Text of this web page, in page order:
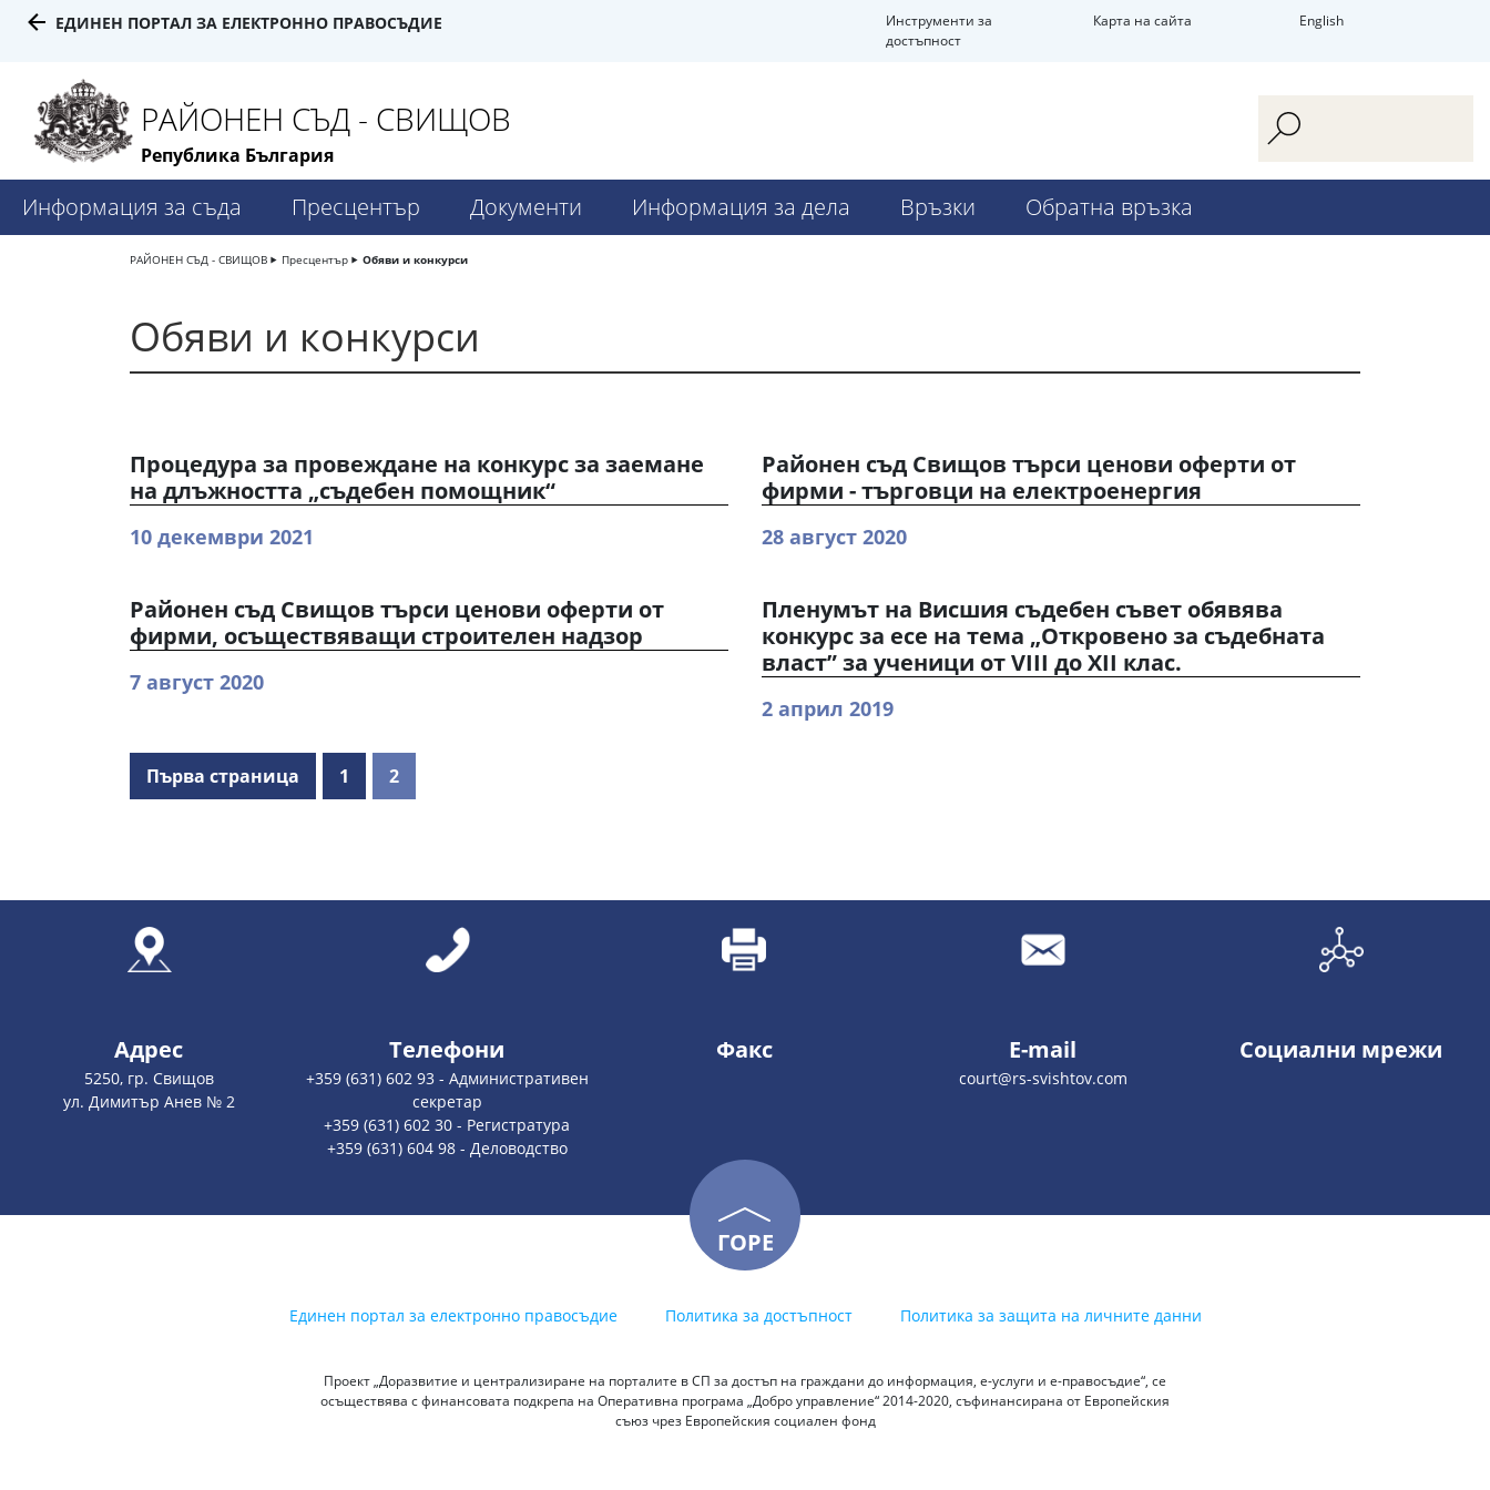
ЕДИНЕН ПОРТАЛ ЗА ЕЛЕКТРОННО ПРАВОСЪДИЕ
Инструменти за
достъпност
Карта на сайта English
РАЙОНЕН СЪД - СВИЩОВ
Република България
Информация за съда Пресцентър Документи Информация за дела Връзки Обратна връзка
РАЙОНЕН СЪД - СВИЩОВ Пресцентър Обяви и конкурси
Обяви и конкурси
Процедура за провеждане на конкурс за заемане
на длъжността „съдебен помощник“
10 декември 2021
Районен съд Свищов търси ценови оферти от
фирми - търговци на електроенергия
28 август 2020
Районен съд Свищов търси ценови оферти от
фирми, осъществяващи строителен надзор
7 август 2020
Пленумът на Висшия съдебен съвет обявява
конкурс за есе на тема „Откровено за съдебната
власт” за ученици от VIII до XII клас.
2 април 2019
Първа страница 1 2
Адрес
5250, гр. Свищов
ул. Димитър Анев № 2
Телефони
+359 (631) 602 93 - Административен
секретар
+359 (631) 602 30 - Регистратура
+359 (631) 604 98 - Деловодство
Факс E-mail
court@rs-svishtov.com
Социални мрежи
ГОРЕ
Единен портал за електронно правосъдие Политика за достъпност Политика за защита на личните данни
Проект „Доразвитие и централизиране на порталите в СП за достъп на граждани до информация, е-услуги и е-правосъдие“, се
осъществява с финансовата подкрепа на Оперативна програма „Добро управление“ 2014-2020, съфинансирана от Европейския
съюз чрез Европейския социален фонд